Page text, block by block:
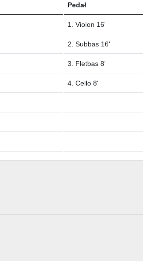
Pedał
1. Violon 16'
2. Subbas 16'
3. Fletbas 8'
4. Cello 8'